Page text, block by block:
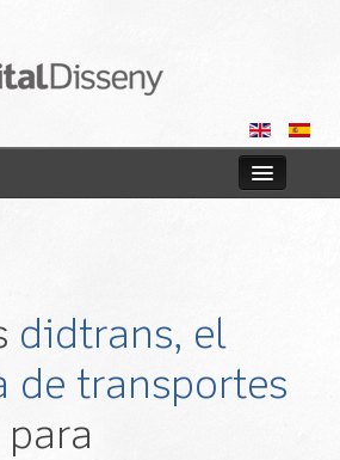
didtrans, el
de transportes